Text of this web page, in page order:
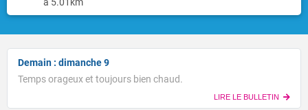
Demain : dimanche 9
Temps orageux et toujours bien chaud.
LIRE LE BULLETIN